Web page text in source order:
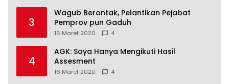
3
Wagub Berontak, Pelantikan Pejabat
Pemprov pun Gaduh
16 Maret 2020 4
4
AGK: Saya Hanya Mengikuti Hasil
Assesment
16 Maret 2020 4